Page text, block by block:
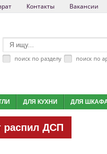
Контакты Вакансии
поиск по разделу поиск по
ДЛЯ КУХНИ ДЛЯ
распил ДСП